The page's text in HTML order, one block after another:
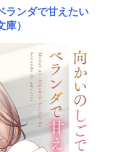
ランダで甘えたい
庫）